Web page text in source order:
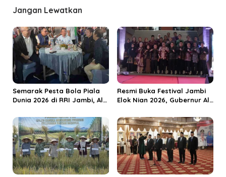
a
s
i
p
o
s
Jangan Lewatkan
Semarak Pesta Bola Piala
Dunia 2026 di RRI Jambi, Al
Ekonomi Rakyat
Resmi Buka Festival Jambi
Elok Nian 2026, Gubernur Al
Jadi Destinasi Wisata
Budaya Unggulan